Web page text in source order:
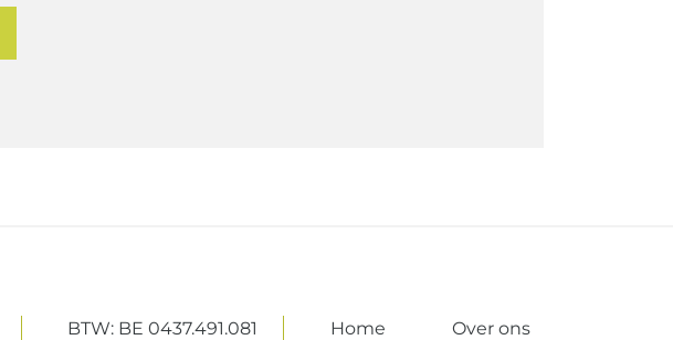
BTW: BE 0437.491.081
Home
Over ons